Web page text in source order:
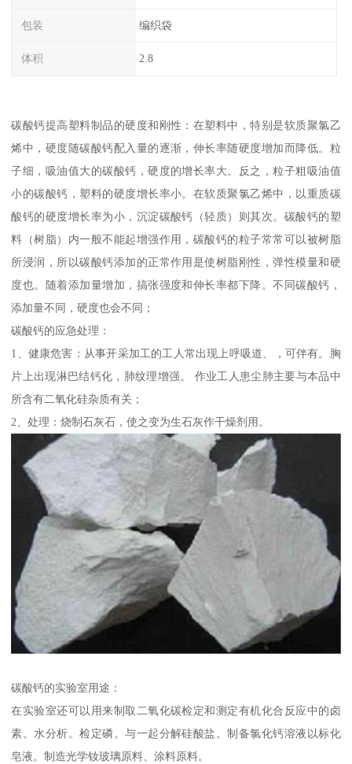
包装 编织袋
体积 2.8
碳酸钙提高塑料制品的硬度和刚性：在塑料中，特别是软质聚氯乙
烯中，硬度随碳酸钙配入量的逐渐，伸长率随硬度增加而降低。粒
子细，吸油值大的碳酸钙，硬度的增长率大。反之，粒子粗吸油值
小的碳酸钙，塑料的硬度增长率小。在软质聚氯乙烯中，以重质碳
酸钙的硬度增长率为小，沉淀碳酸钙（轻质）则其次。碳酸钙的塑
料（树脂）内一般不能起增强作用，碳酸钙的粒子常常可以被树脂
所浸润，所以碳酸钙添加的正常作用是使树脂刚性，弹性模量和硬
度也。随着添加量增加，搞张强度和伸长率都下降。不同碳酸钙，
添加量不同，硬度也会不同；
碳酸钙的应急处理：
1、健康危害：从事开采加工的工人常出现上呼吸道、，可伴有。胸
片上出现淋巴结钙化，肺纹理增强。 作业工人患尘肺主要与本品中
所含有二氧化硅杂质有关；
2、处理：烧制石灰石，使之变为生石灰作干燥剂用。
碳酸钙的实验室用途：
在实验室还可以用来制取二氧化碳检定和测定有机化合反应中的卤
素。水分析。检定磷。与一起分解硅酸盐。制备氯化钙溶液以标化
皂液。制造光学钕玻璃原料、涂料原料。